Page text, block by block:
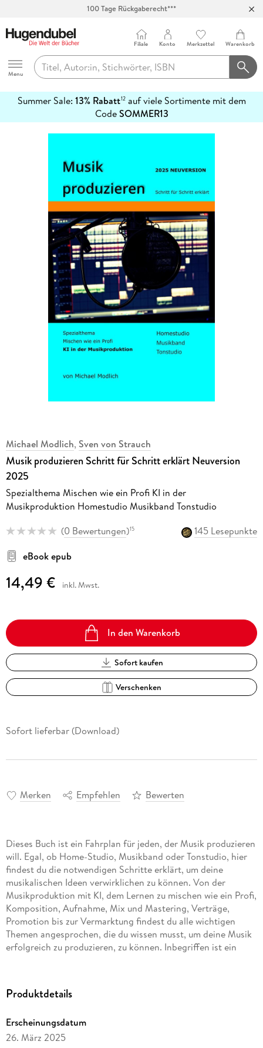
100 Tage Rückgaberecht***
Hugendubel
Menu
Filiale Konto Merkzettel Warenkorb
Summer Sale: 13% Rabatt12auf viele Sortimente mit dem
CodeSOMMER13
erfahren
Michael Modlich, Sven von Strauch
Musik produzieren Schritt für Schritt erklärt Neuversion
2025
Spezialthema Mischen wie ein Profi KI in der
Musikproduktion Homestudio Musikband Tonstudio
(0 Bewertungen)15
145 Lesepunkte
eBook epub
14,49 € inkl. Mwst.
In den Warenkorb
Sofort kaufen
Verschenken
Sofort lieferbar (Download)
Merken Empfehlen Bewerten
Dieses Buch ist ein Fahrplan für jeden, der Musik produzieren
will. Egal, ob Home-Studio, Musikband oder Tonstudio, hier
findest du die notwendigen Schritte erklärt, um deine
musikalischen Ideen verwirklichen zu können. Von der
Musikproduktion mit KI, dem Lernen zu mischen wie ein Profi,
Komposition, Aufnahme, Mix und Mastering, Verträge,
Promotion bis zur Vermarktung findest du alle wichtigen
Themen angesprochen, die du wissen musst, um deine Musik
erfolgreich zu produzieren, zu können. Inbegriffen ist ein
Z erklärt! Musik produzieren Was brauche ich dafür und was
Ergänzungen des Buchs »Musik produzieren«.
Produktdetails
Erscheinungsdatum
26. März 2025